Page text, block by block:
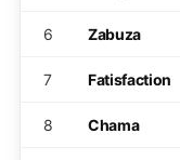
6 Zabuza
7 Fatisfaction
8 Chama